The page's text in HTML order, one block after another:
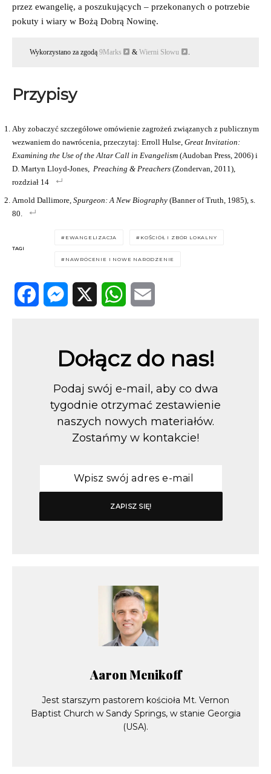
przez ewangelię, a poszukujących – przekonanych o potrzebie
pokuty i wiary w Bożą Dobrą Nowinę.
Wykorzystano za zgodą 9Marks &Wierni Słowu .
Przypisy
Aby zobaczyć szczegółowe omówienie zagrożeń związanych z publicznym
wezwaniem do nawrócenia, przeczytaj: Erroll Hulse, Great Invitation:
Examining the Use of the Altar Call in Evangelism (Audoban Press, 2006) i
D. Martyn Lloyd-Jones, Preaching & Preachers (Zondervan, 2011),
rozdział 14
Arnold Dallimore, Spurgeon: A New Biography (Banner of Truth, 1985), s.
80.
TAGI
EWANGELIZACJA KOŚCIÓŁ I ZBÓR LOKALNY
NAWRÓCENIE I NOWE NARODZENIE
Dołącz do nas!
Podaj swój e-mail, aby co dwa
tygodnie otrzymać zestawienie
naszych nowych materiałów.
Zostańmy w kontakcie!
Aaron Menikoff
Jest starszym pastorem kościoła Mt. Vernon
Baptist Church w Sandy Springs, w stanie Georgia
(USA).